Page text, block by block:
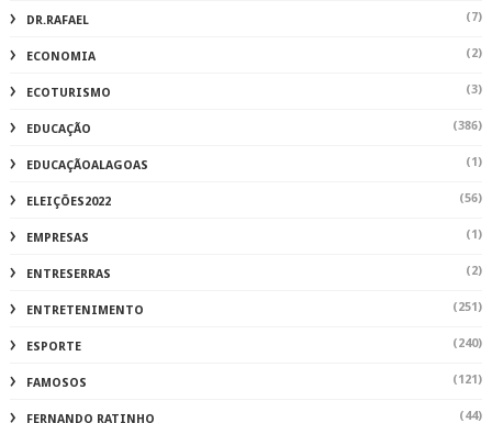
DR.RAFAEL (7)
ECONOMIA (2)
ECOTURISMO (3)
EDUCAÇÃO (386)
EDUCAÇÃOALAGOAS (1)
ELEIÇÕES2022 (56)
EMPRESAS (1)
ENTRESERRAS (2)
ENTRETENIMENTO (251)
ESPORTE (240)
FAMOSOS (121)
FERNANDO RATINHO (44)